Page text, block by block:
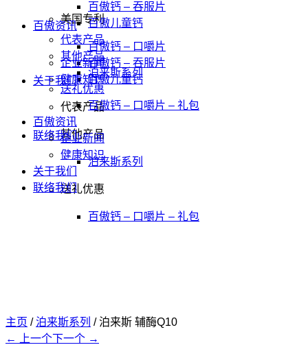
美国专利
百傲钙 – 口嚼片
百傲钙 – 吞服片
百傲儿童钙
代表产品
其他产品
泊来斯系列
送礼优惠
百傲钙 – 口嚼片 – 礼包
百傲资讯
企业新闻
健康知识
关于我们
联络我们
百傲钙 – 吞服片
百傲儿童钙
代表产品
其他产品
泊来斯系列
送礼优惠
百傲钙 – 口嚼片 – 礼包
百傲资讯
企业新闻
健康知识
关于我们
联络我们
主页 /泊来斯系列 /泊来斯 辅酶Q10
← 上一个下一个 →